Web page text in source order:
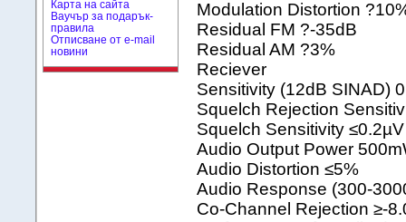
Карта на сайта
Ваучър за подарък-
правила
Отписване от e-mail
новини
Modulation Distortion
Residual FM ?-35dB
Residual AM ?3%
Reciever
Sensitivity (12dB SINAD)
Squelch Rejection
Squelch Sensitivity ≤0.2µV
Audio Output Power
Audio Distortion ≤5%
Audio Response (300-
Co-Channel Rejection ≥-